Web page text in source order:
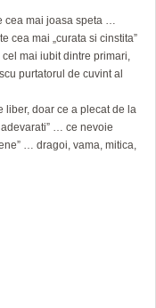
cea mai joasa speta …
cea mai „curata si cinstita”
mai iubit dintre primari,
purtatorul de cuvint al
liber, doar ce a plecat de la
… ce nevoie
… dragoi, vama, mitica,